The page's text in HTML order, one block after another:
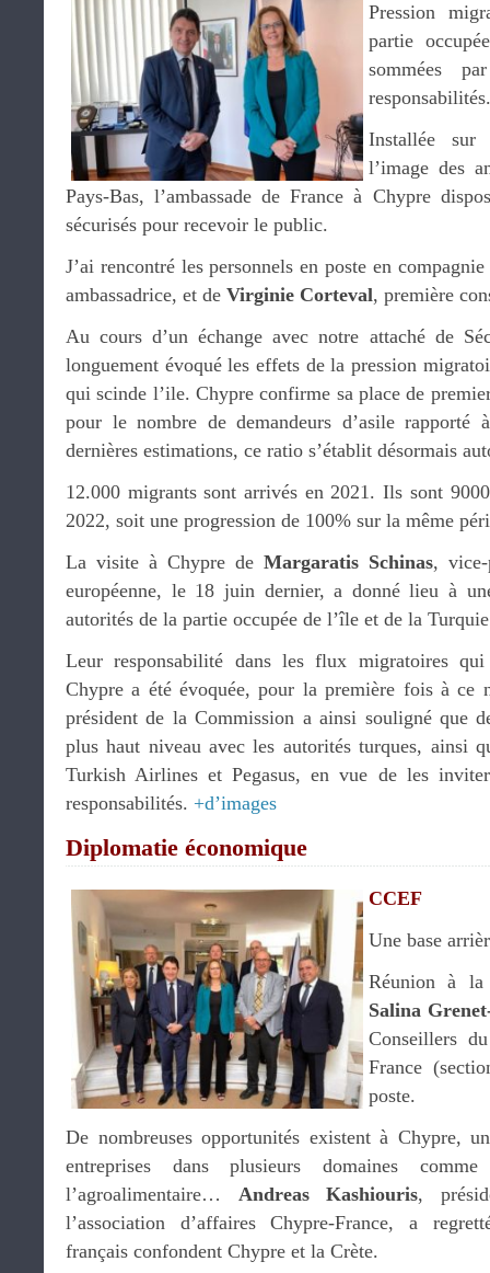
Pression
partie
sommées
responsabilités.
Installée
l’image des
Pays-Bas, l’ambassade de France à Chypre
sécurisés pour recevoir le public.
J’ai rencontré les personnels en poste en
ambassadrice, et de Virginie Corteval, première
Au cours d’un échange avec notre attaché de
longuement évoqué les effets de la pression
qui scinde l’ile. Chypre confirme sa place de
pour le nombre de demandeurs d’asile rapporté
dernières estimations, ce ratio s’établit désormais
12.000 migrants sont arrivés en 2021. Ils sont
2022, soit une progression de 100% sur la même
La visite à Chypre de Margaratis Schinas, vice-
européenne, le 18 juin dernier, a donné lieu à
autorités de la partie occupée de l’île et de la
Leur responsabilité dans les flux migratoires
Chypre a été évoquée, pour la première fois à ce
président de la Commission a ainsi souligné que
plus haut niveau avec les autorités turques, ainsi
Turkish Airlines et Pegasus, en vue de les
responsabilités. +d’images
Diplomatie économique
CCEF
Une base
Réunion à la
Salina
Conseillers
France
poste.
De nombreuses opportunités existent à Chypre,
entreprises dans plusieurs domaines
l’agroalimentaire… Andreas Kashiouris,
l’association d’affaires Chypre-France, a
français confondent Chypre et la Crète.